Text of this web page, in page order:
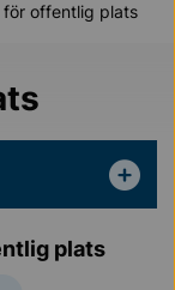
offentlig plats
plats